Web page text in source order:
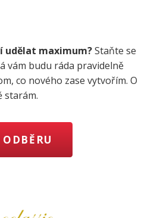
udělat maximum?Staňte se
vám budu ráda pravidelně
co nového zase vytvořím. O
starám.